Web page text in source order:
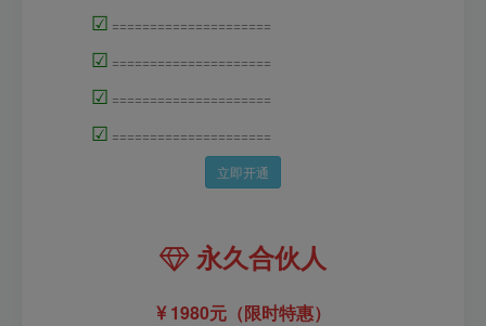
☑ =====================
☑ =====================
☑ =====================
☑ =====================
立即开通
永久合伙人
1980元（限时特惠）